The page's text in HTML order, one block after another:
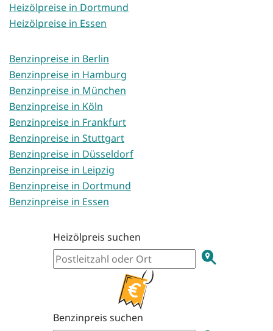
Heizölpreise in Dortmund
Heizölpreise in Essen
Benzinpreise in Berlin
Benzinpreise in Hamburg
Benzinpreise in München
Benzinpreise in Köln
Benzinpreise in Frankfurt
Benzinpreise in Stuttgart
Benzinpreise in Düsseldorf
Benzinpreise in Leipzig
Benzinpreise in Dortmund
Benzinpreise in Essen
Heizölpreis suchen
Benzinpreis suchen